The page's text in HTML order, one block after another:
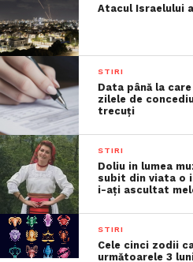
Atacul Israelului
STIRI
Data până la
zilele de
trecuţi
STIRI
Doliu in lumea
subit din viata o
i-ați ascultat
STIRI
Cele cinci zodii
următoarele 3